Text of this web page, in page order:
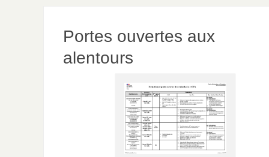
Portes ouvertes aux
alentours